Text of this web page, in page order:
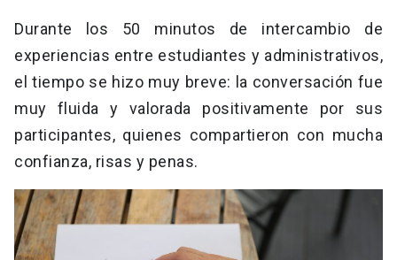
Durante los 50 minutos de intercambio de
experiencias entre estudiantes y administrativos,
el tiempo se hizo muy breve: la conversación fue
muy fluida y valorada positivamente por sus
participantes, quienes compartieron con mucha
confianza, risas y penas.